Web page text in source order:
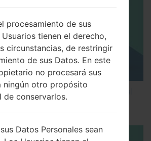
datos de fábrica a través del
procesamiento de sus
tienen el derecho,
circunstancias, de restringir
de sus Datos. En este
no procesará sus
ningún otro propósito
de conservarlos.
Datos Personales sean